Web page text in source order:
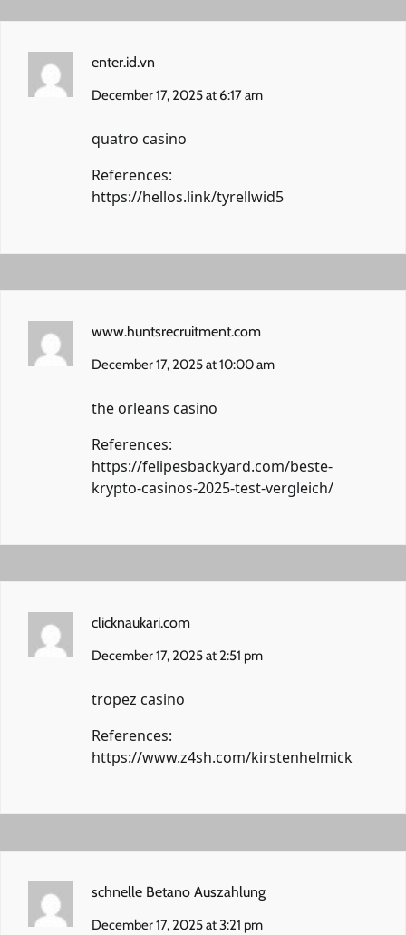
enter.id.vn
December 17, 2025 at 6:17 am
quatro casino
References:
https://hellos.link/tyrellwid5
www.huntsrecruitment.com
December 17, 2025 at 10:00 am
the orleans casino
References:
https://felipesbackyard.com/beste-
krypto-casinos-2025-test-vergleich/
clicknaukari.com
December 17, 2025 at 2:51 pm
tropez casino
References:
https://www.z4sh.com/kirstenhelmick
schnelle Betano Auszahlung
December 17, 2025 at 3:21 pm